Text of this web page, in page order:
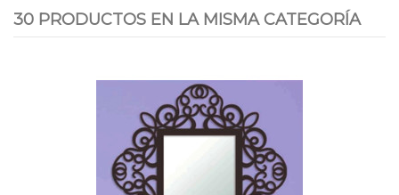
30 PRODUCTOS EN LA MISMA CATEGORÍA